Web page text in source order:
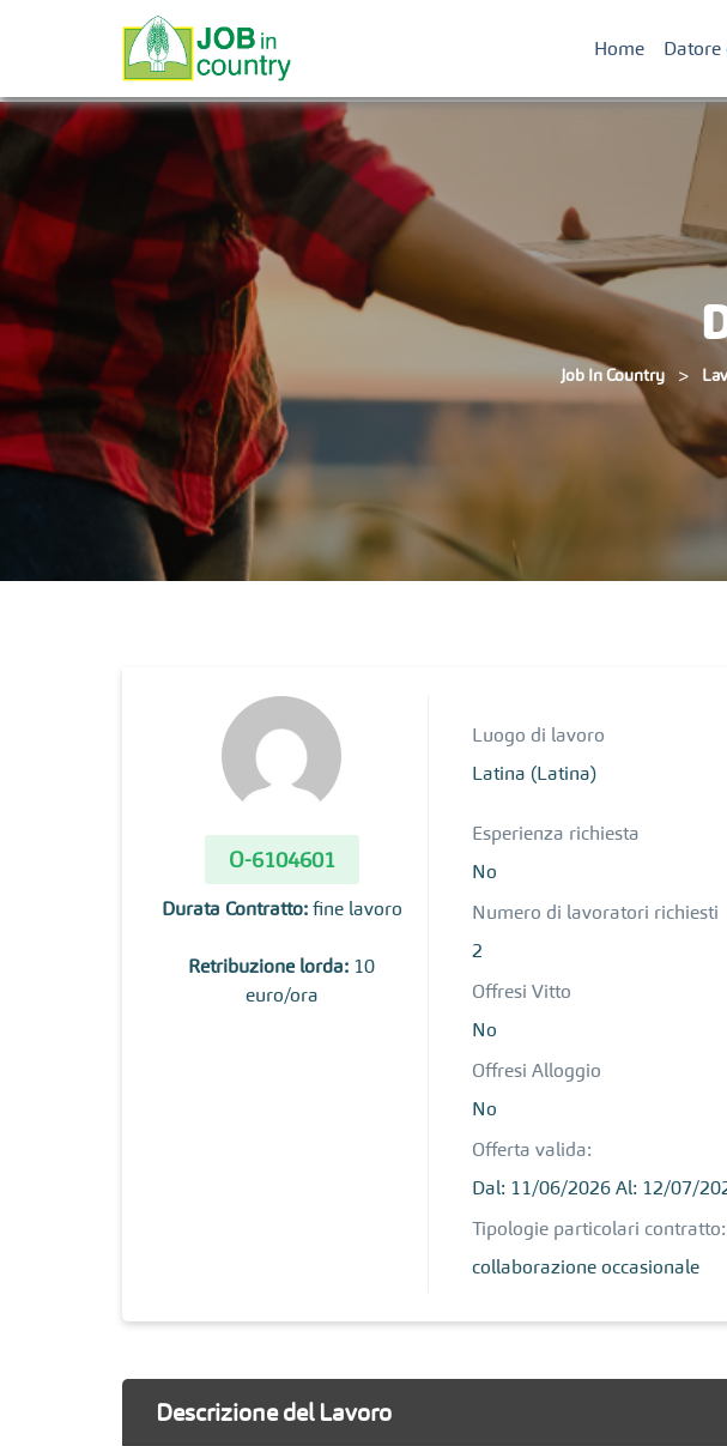
Home Datore
Job In Country >
O-6104601
Durata Contratto: fine lavoro
Retribuzione lorda: 10
euro/ora
Luogo di lavoro
Latina (Latina)
Esperienza richiesta
No
Numero di lavoratori richiesti
2
Offresi Vitto
No
Offresi Alloggio
No
Offerta valida:
Dal: 11/06/2026 Al: 12/07/
Tipologie particolari contratto:
collaborazione occasionale
Descrizione del Lavoro